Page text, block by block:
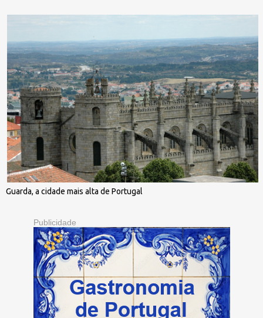
Guarda, a cidade mais alta de Portugal
Publicidade